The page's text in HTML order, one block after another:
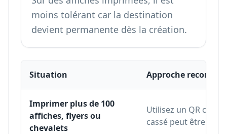
moins tolérant car la destination
devient permanente dès la création.
Situation Approche
Imprimer plus de 100
affiches, flyers ou
chevalets
Utilisez un QR
cassé peut être